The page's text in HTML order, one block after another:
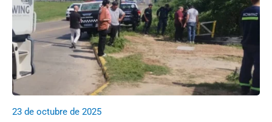
23 de octubre de 2025